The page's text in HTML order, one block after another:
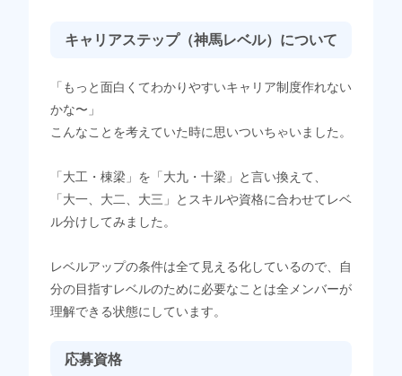
キャリアステップ（神馬レベル）について
「もっと面白くてわかりやすいキャリア制度作れない
かな〜」
こんなことを考えていた時に思いついちゃいました。
「大工・棟梁」を「大九・十梁」と言い換えて、
「大一、大二、大三」とスキルや資格に合わせてレベ
ル分けしてみました。
レベルアップの条件は全て見える化しているので、自
分の目指すレベルのために必要なことは全メンバーが
理解できる状態にしています。
応募資格